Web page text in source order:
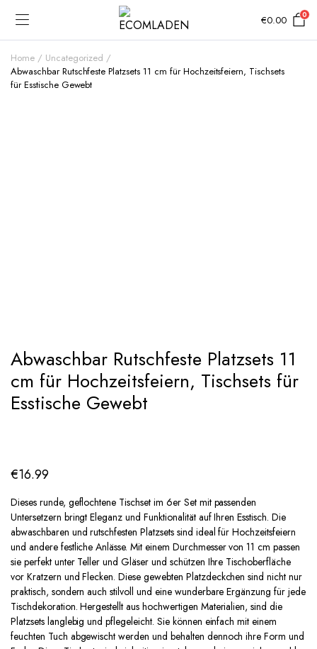
€0.00 0
Home
Uncategorized
Abwaschbar Rutschfeste Platzsets 11 cm für Hochzeitsfeiern, Tischsets
für Esstische Gewebt
Abwaschbar Rutschfeste Platzsets 11
cm für Hochzeitsfeiern, Tischsets für
Esstische Gewebt
€16.99
Dieses runde, geflochtene Tischset im 6er Set mit passenden
Untersetzern bringt Eleganz und Funktionalität auf Ihren Esstisch. Die
abwaschbaren und rutschfesten Platzsets sind ideal für Hochzeitsfeiern
und andere festliche Anlässe. Mit einem Durchmesser von 11 cm passen
sie perfekt unter Teller und Gläser und schützen Ihre Tischoberfläche
vor Kratzern und Flecken. Diese gewebten Platzdeckchen sind nicht nur
praktisch, sondern auch stilvoll und eine wunderbare Ergänzung für jede
Tischdekoration. Hergestellt aus hochwertigen Materialien, sind die
Platzsets langlebig und pflegeleicht. Sie können einfach mit einem
feuchten Tuch abgewischt werden und behalten dennoch ihre Form und